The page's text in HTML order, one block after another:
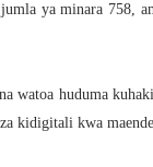
ya minara 758,
watoa huduma
kidigitali kwa